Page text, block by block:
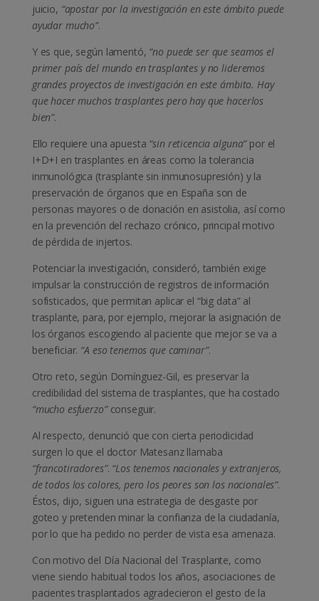
juicio, “apostar por la investigación en este ámbito puede
ayudar mucho”.
Y es que, según lamentó, “no puede ser que seamos el
primer país del mundo en trasplantes y no lideremos
grandes proyectos de investigación en este ámbito. Hay
que hacer muchos trasplantes pero hay que hacerlos
bien”.
Ello requiere una apuesta “sin reticencia alguna”por el
I+D+I en trasplantes en áreas como la tolerancia
inmunológica (trasplante sin inmunosupresión) y la
preservación de órganos que en España son de
personas mayores o de donación en asistolia, así como
en la prevención del rechazo crónico, principal motivo
de pérdida de injertos.
Potenciar la investigación, consideró, también exige
impulsar la construcción de registros de información
sofisticados, que permitan aplicar el “big data” al
trasplante, para, por ejemplo, mejorar la asignación de
los órganos escogiendo al paciente que mejor se va a
beneficiar. “A eso tenemos que caminar”.
Otro reto, según Domínguez-Gil, es preservar la
credibilidad del sistema de trasplantes, que ha costado
“mucho esfuerzo”conseguir.
Al respecto, denunció que con cierta periodicidad
surgen lo que el doctor Matesanz llamaba
“francotiradores”. “Los tenemos nacionales y extranjeros,
de todos los colores, pero los peores son los nacionales”.
Éstos, dijo, siguen una estrategia de desgaste por
goteo y pretenden minar la confianza de la ciudadanía,
por lo que ha pedido no perder de vista esa amenaza.
Con motivo del Día Nacional del Trasplante, como
viene siendo habitual todos los años, asociaciones de
pacientes trasplantados agradecieron el gesto de la